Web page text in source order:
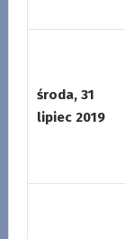
środa, 31
lipiec 2019